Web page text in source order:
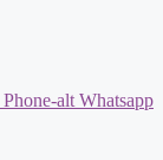
Phone-alt Whatsapp